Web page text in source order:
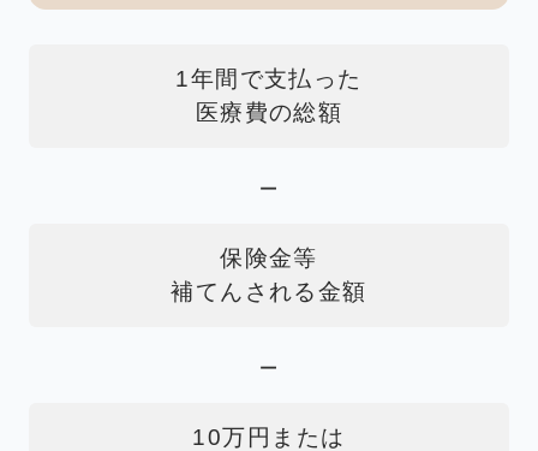
1年間で支払った
医療費の総額
－
保険金等
補てんされる金額
－
10万円または